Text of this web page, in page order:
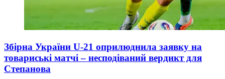
Збірна України U-21 оприлюднила заявку на
товариські матчі – несподіваний вердикт для
Степанова